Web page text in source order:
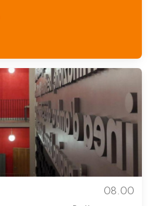
08.00